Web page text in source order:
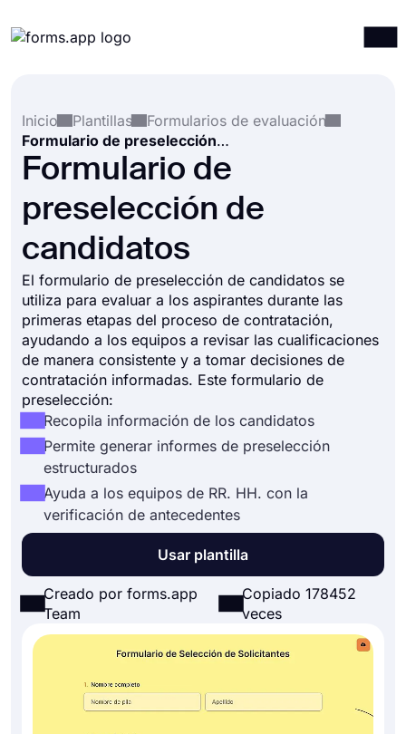
Integraciones
Plantillas
Inicio
Plantillas
Formularios de evaluación
Formulario de preselección de candidatos
Formulario de
preselección de
candidatos
El formulario de preselección de candidatos se
utiliza para evaluar a los aspirantes durante las
primeras etapas del proceso de contratación,
ayudando a los equipos a revisar las cualificaciones
de manera consistente y a tomar decisiones de
contratación informadas. Este formulario de
preselección:
Recopila información de los candidatos
Permite generar informes de preselección
estructurados
Ayuda a los equipos de RR. HH. con la
verificación de antecedentes
Usar plantilla
Creado por forms.app
Team
Copiado 178452
veces